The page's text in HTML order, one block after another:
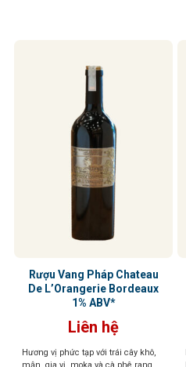
Rượu Vang Pháp Chateau
De L’Orangerie Bordeaux
1% ABV*
Liên hệ
Hương vị phức tạp với trái cây khô,